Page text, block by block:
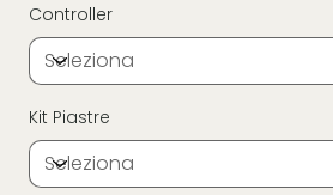
Controller
Kit Piastre